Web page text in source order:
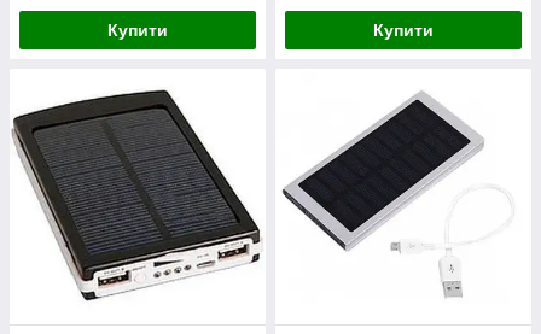
Купити Купити